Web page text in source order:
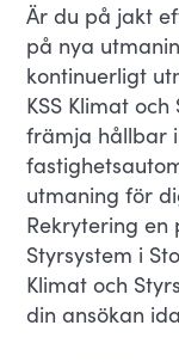
Är du på jakt
på nya
kontinuerligt
KSS Klimat
främja hållbar
utmaning för
Rekrytering en
Styrsystem i
Klimat och
din ansökan